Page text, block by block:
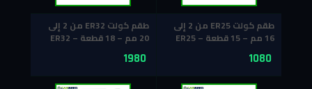
طقم كولت ER32 من 2 إلى
20 مم – 18 قطعة – ER32
Collet Set
1980
طقم كولت ER25 من 2 إلى
16 مم – 15 قطعة – ER25
Collet Set
1080